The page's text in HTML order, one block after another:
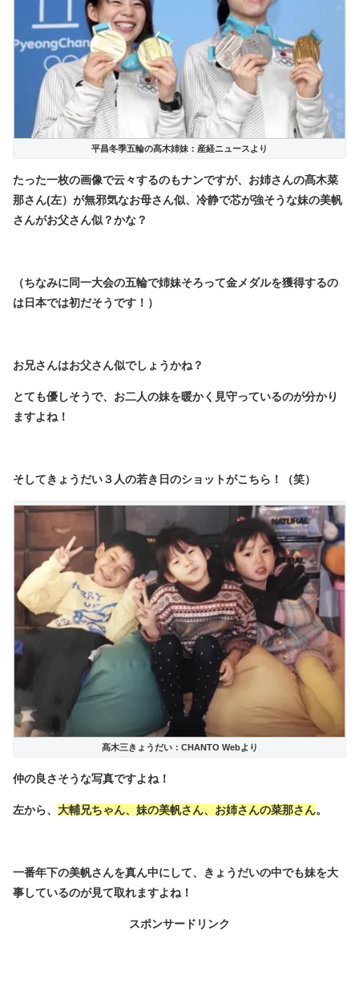
平昌冬季五輪の髙木姉妹：産経ニュースより
たった一枚の画像で云々するのもナンですが、お姉さんの髙木菜
那さん(左）が無邪気なお母さん似、冷静で芯が強そうな妹の美帆
さんがお父さん似？かな？
（ちなみに同一大会の五輪で姉妹そろって金メダルを獲得するの
は日本では初だそうです！）
お兄さんはお父さん似でしょうかね？
とても優しそうで、お二人の妹を暖かく見守っているのが分かり
ますよね！
そしてきょうだい３人の若き日のショットがこちら！（笑）
髙木三きょうだい：CHANTO Webより
仲の良さそうな写真ですよね！
左から、 大輔兄ちゃん、妹の美帆さん、お姉さんの菜那さん。
一番年下の美帆さんを真ん中にして、きょうだいの中でも妹を大
事しているのが見て取れますよね！
スポンサードリンク